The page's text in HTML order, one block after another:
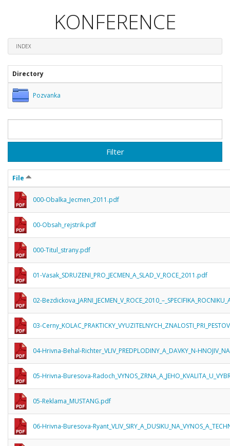
KONFERENCE
INDEX
Directory
Pozvanka
Filter
File
000-Obalka_Jecmen_2011.pdf
00-Obsah_rejstrik.pdf
000-Titul_strany.pdf
01-Vasak_SDRUZENI_PRO_JECMEN_A_SLAD_V_ROCE_2011.pdf
02-
03-
04-Hrivna-Behal-Richter_VLIV_PREDPLODINY_A_DAVKY_N-
05-Hrivna-Buresova-
05-Reklama_MUSTANG.pdf
06-Hrivna-Buresova-